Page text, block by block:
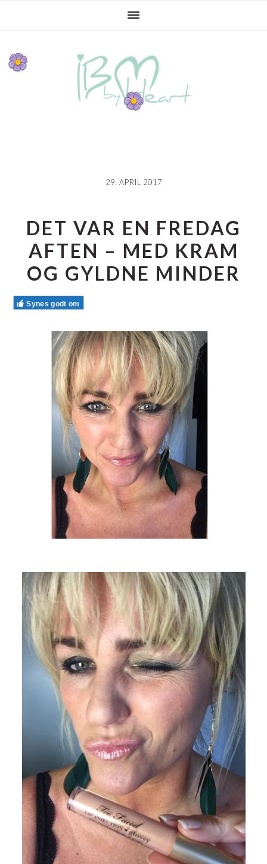
primær
navigation
primær
sidebar
29. APRIL 2017
DET VAR EN FREDAG
AFTEN – MED KRAM
OG GYLDNE MINDER
Synes godt om